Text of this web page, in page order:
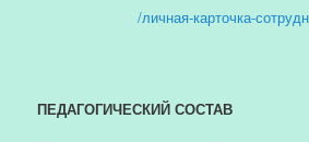
/личная-карточка-
ПЕДАГОГИЧЕСКИЙ СОСТАВ